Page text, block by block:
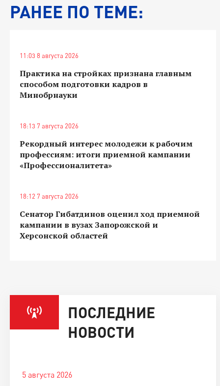
РАНЕЕ ПО ТЕМЕ:
11:03 8 августа 2026
Практика на стройках признана главным
способом подготовки кадров в
Минобрнауки
18:13 7 августа 2026
Рекордный интерес молодежи к рабочим
профессиям: итоги приемной кампании
«Профессионалитета»
18:12 7 августа 2026
Сенатор Гибатдинов оценил ход приемной
кампании в вузах Запорожской и
Херсонской областей
ПОСЛЕДНИЕ
НОВОСТИ
5 августа 2026